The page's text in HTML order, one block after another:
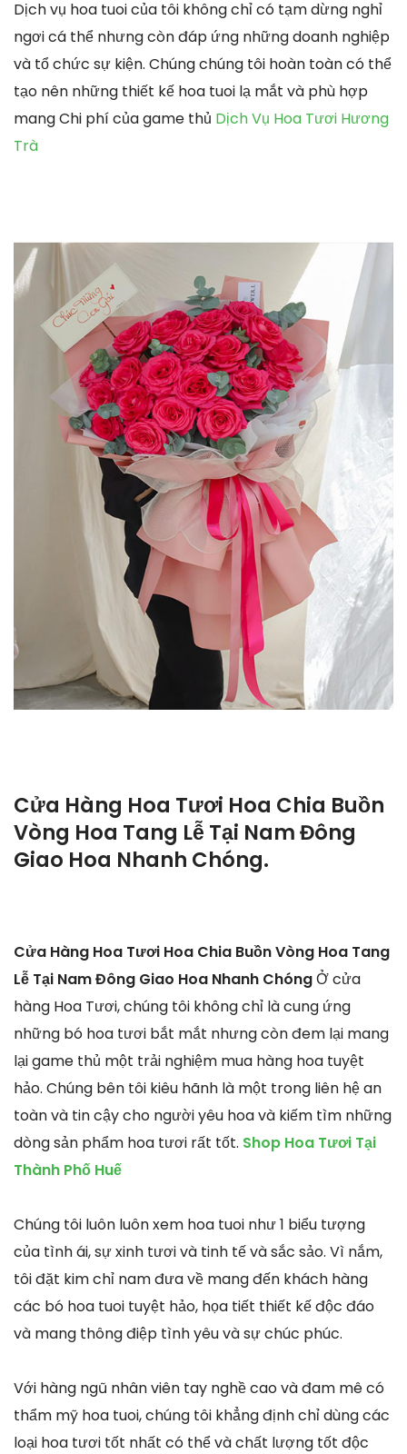
Dịch vụ hoa tuoi của tôi không chỉ có tạm dừng nghỉ
ngơi cá thể nhưng còn đáp ứng những doanh nghiệp
và tổ chức sự kiện. Chúng chúng tôi hoàn toàn có thể
tạo nên những thiết kế hoa tuoi lạ mắt và phù hợp
mang Chi phí của game thủ Dịch Vụ Hoa Tươi Hương
Trà
Cửa Hàng Hoa Tươi Hoa Chia Buồn
Vòng Hoa Tang Lễ Tại Nam Đông
Giao Hoa Nhanh Chóng.
Cửa Hàng Hoa Tươi Hoa Chia Buồn Vòng Hoa Tang
Lễ Tại Nam Đông Giao Hoa Nhanh ChóngỞ cửa
hàng Hoa Tươi, chúng tôi không chỉ là cung ứng
những bó hoa tươi bắt mắt nhưng còn đem lại mang
lại game thủ một trải nghiệm mua hàng hoa tuyệt
hảo. Chúng bên tôi kiêu hãnh là một trong liên hệ an
toàn và tin cậy cho người yêu hoa và kiếm tìm những
dòng sản phẩm hoa tươi rất tốt. Shop Hoa Tươi Tại
Thành Phố Huế
Chúng tôi luôn luôn xem hoa tuoi như 1 biểu tượng
của tình ái, sự xinh tươi và tinh tế và sắc sảo. Vì nắm,
tôi đặt kim chỉ nam đưa về mang đến khách hàng
các bó hoa tuoi tuyệt hảo, họa tiết thiết kế độc đáo
và mang thông điệp tình yêu và sự chúc phúc.
Với hàng ngũ nhân viên tay nghề cao và đam mê có
thẩm mỹ hoa tuoi, chúng tôi khẳng định chỉ dùng các
loại hoa tươi tốt nhất có thể và chất lượng tốt độc